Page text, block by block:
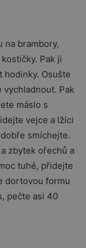
na brambory,
Pak ji
hodinky. Osušte
vychladnout. Pak
máslo s
vejce a lžíci
smíchejte.
zbytek ořechů a
tuhé, přidejte
dortovou formu
pečte asi 40